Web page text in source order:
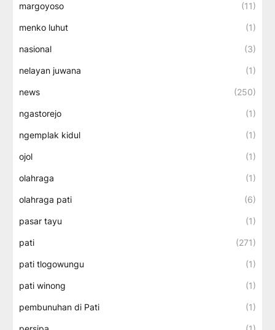
margoyoso (11)
menko luhut (1)
nasional (3)
nelayan juwana (1)
news (250)
ngastorejo (1)
ngemplak kidul (1)
ojol (1)
olahraga (1)
olahraga pati (6)
pasar tayu (1)
pati (271)
pati tlogowungu (1)
pati winong (1)
pembunuhan di Pati (1)